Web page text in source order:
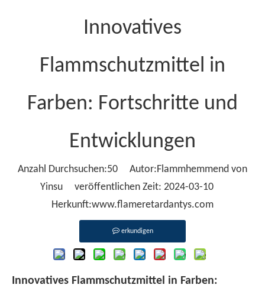
Innovatives
Flammschutzmittel in
Farben: Fortschritte und
Entwicklungen
Anzahl Durchsuchen:50 Autor:Flammhemmend von
Yinsu veröffentlichen Zeit: 2024-03-10
Herkunft:www.flameretardantys.com
erkundigen
Innovatives Flammschutzmittel in Farben: